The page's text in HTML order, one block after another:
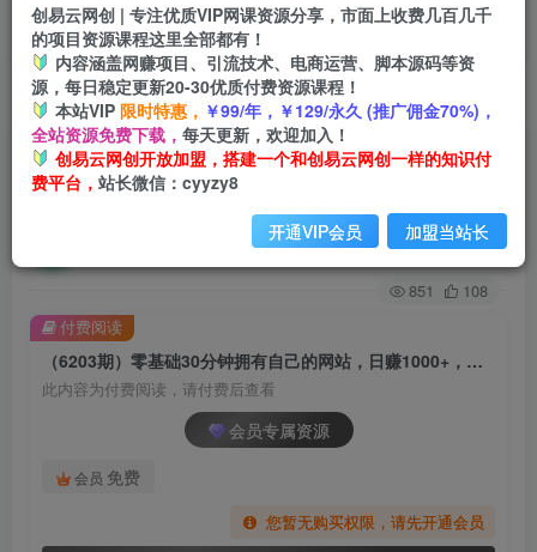
挂机 项目
脚本卡密
APP下载
GO
首页 创业课程 会员专属 正文
（6203期）零基础30分钟拥有自己的网站，日赚
1000+，开启你的网赚之路（教程+源码）
关注
851 108
（6203期）零基础30分钟拥有自己的网站，日赚1000+，开启你的网赚之路（教程+源码）
此内容为付费阅读，请付费后查看
会员专属资源
会员 免费
您暂无购买权限，请先开通会员
付费阅读
创易云网创 | 专注优质VIP网课资源分享，市面上收费几百几千
的项目资源课程这里全部都有！
内容涵盖网赚项目、引流技术、电商运营、脚本源码等资
源，每日稳定更新20-30优质付费资源课程！
本站VIP 限时特惠， ￥99/年，￥129/永久 (推广佣金70%)，
全站资源免费下载， 每天更新，欢迎加入！
创易云网创开放加盟，搭建一个和创易云网创一样的知识付
费平台， 站长微信：cyyzy8
开通VIP会员 加盟当站长